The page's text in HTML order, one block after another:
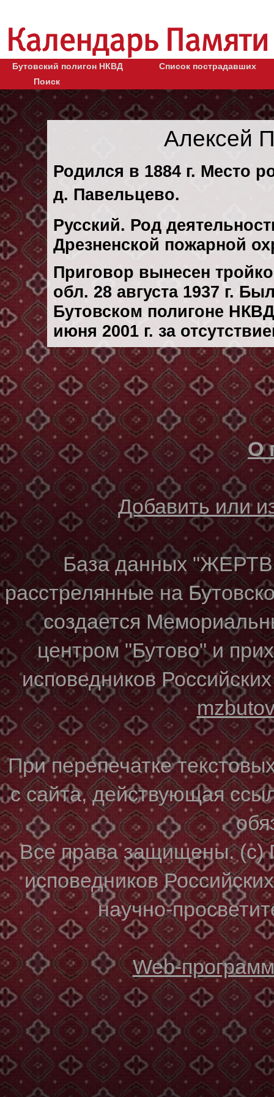
Бутовский полигон НКВД
Список пострадавших
Поиск
Алексей
Родился в 1884 г. Место
д. Павельцево.
Русский. Род
Дрезненской пожарной
Приговор вынесен
обл. 28 августа 1937 г.
Бутовском полигоне
июня 2001 г. за
О
Добавить или
База данных
расстрелянные на
создается
центром "Бутово" и
исповедников
При перепечатке
с сайта, действующая
Все права защищены. (с)
исповедников
научно-
Web-